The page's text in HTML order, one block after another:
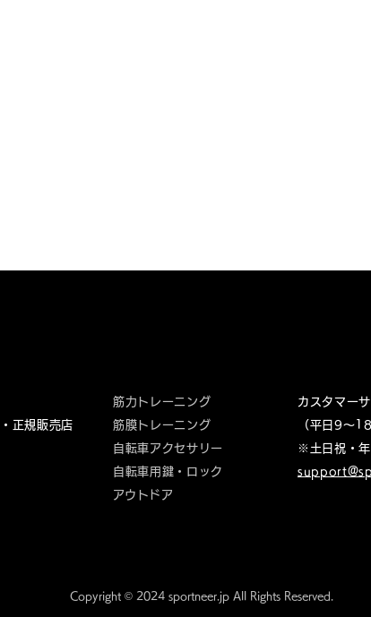
・正規販売店
筋力トレーニング
筋膜トレーニング
自転車アクセサリー
自転車用鍵・ロック
​アウトドア
カスタマー
（平日9～18
※土日祝・
Copyright © 2024 sportneer.jp All Rights Reserved.